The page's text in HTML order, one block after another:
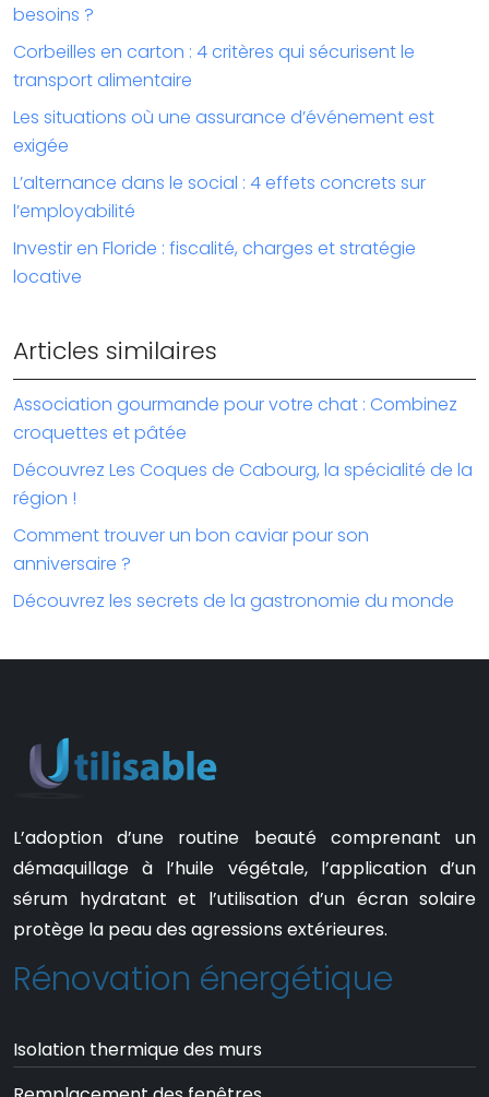
besoins ?
Corbeilles en carton : 4 critères qui sécurisent le
transport alimentaire
Les situations où une assurance d’événement est
exigée
L’alternance dans le social : 4 effets concrets sur
l’employabilité
Investir en Floride : fiscalité, charges et stratégie
locative
Articles similaires
Association gourmande pour votre chat : Combinez
croquettes et pâtée
Découvrez Les Coques de Cabourg, la spécialité de la
région !
Comment trouver un bon caviar pour son
anniversaire ?
Découvrez les secrets de la gastronomie du monde
L’adoption d’une routine beauté comprenant un
démaquillage à l’huile végétale, l’application d’un
sérum hydratant et l’utilisation d’un écran solaire
protège la peau des agressions extérieures.
Rénovation énergétique
Isolation thermique des murs